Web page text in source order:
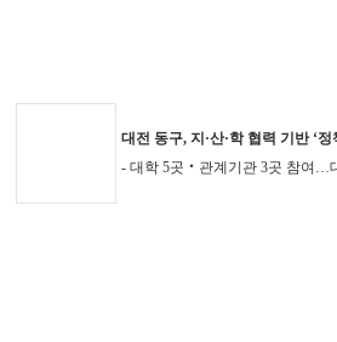
대전 동구, 지·산·학 협력 기반 ‘
- 대학 5곳‧관계기관 3곳 참여…